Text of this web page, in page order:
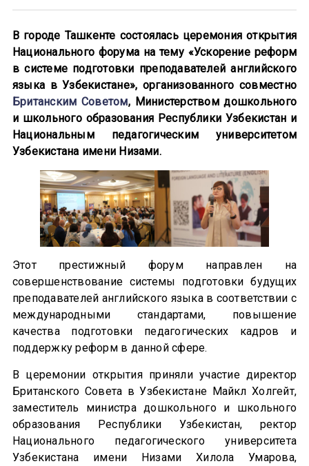
В городе Ташкенте состоялась церемония открытия
Национального форума на тему «Ускорение реформ
в системе подготовки преподавателей английского
языка в Узбекистане», организованного совместно
Британским Советом, Министерством дошкольного
и школьного образования Республики Узбекистан и
Национальным педагогическим университетом
Узбекистана имени Низами.
Этот престижный форум направлен на
совершенствование системы подготовки будущих
преподавателей английского языка в соответствии с
международными стандартами, повышение
качества подготовки педагогических кадров и
поддержку реформ в данной сфере.
В церемонии открытия приняли участие директор
Британского Совета в Узбекистане Майкл Холгейт,
заместитель министра дошкольного и школьного
образования Республики Узбекистан, ректор
Национального педагогического университета
Узбекистана имени Низами Хилола Умарова,